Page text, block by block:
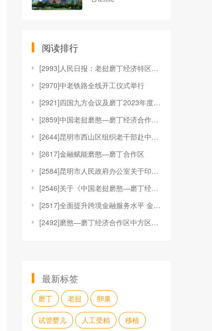
阅读排行
[2993]人民日报：老挝磨丁经济特区发展潜力巨大
[2970]中老铁路全线开工仪式举行
[2921]四国九方会议及磨丁2023年度产业招商峰
[2859]中国老挝磨憨—磨丁经济合作区管理委员会重
[2644]昆明市西山区组织老干部赴中国老挝磨憨——
[2617]金融赋能磨憨—磨丁合作区
[2584]昆明市人民政府办公室关于印发中国老挝磨憨
[2546]关于《中国老挝磨憨—磨丁经济合作区中方区
[2517]全面提升跨境金融服务水平 金融赋能磨憨—
[2492]磨憨—磨丁经济合作区中方区域招商引资优惠
最新标签
磨丁 老挝 卵巢
试管婴儿 人工受精 移植